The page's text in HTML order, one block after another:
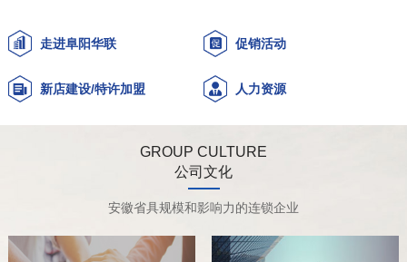
走进阜阳华联 促销活动
新店建设/特许加盟 人力资源
GROUP CULTURE
公司文化
安徽省具规模和影响力的连锁企业